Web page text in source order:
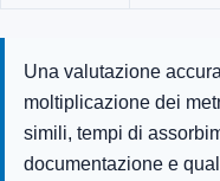
Una valutazione
moltiplicazione dei
simili, tempi di
documentazione e